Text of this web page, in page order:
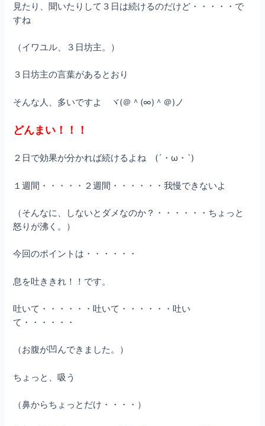
見たり、聞いたりして３日は続けるのだけど・・・・・で
すね
（イワユル、３日坊主。）
３日坊主の言葉があるとおり
そんな人、多いですよ ヾ(＠＾(∞)＾＠)ノ
どんまい！！！
２日で効果が分かれば続けるよね (´・ω・`)
１週間・・・・・２週間・・・・・・我慢できないよ
（そんなに、しないとダメなのか？・・・・・・ちょっと
怒りが沸く。）
今回のポイントは・・・・・・
息を吐ききれ！！です。
吐いて・・・・・・吐いて・・・・・・吐い
て・・・・・・
（お腹が凹んできました。）
ちょっと、吸う
（鼻からちょっとだけ・・・・）